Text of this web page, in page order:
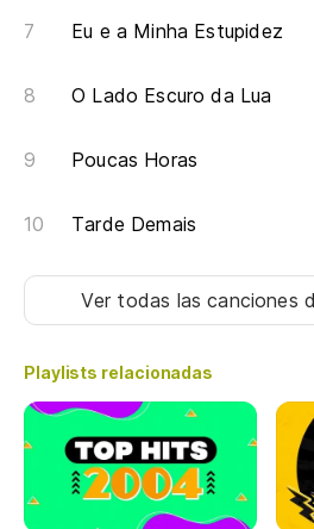
Eu e a Minha Estupidez
O Lado Escuro da Lua
Poucas Horas
Tarde Demais
Ver todas las canciones
Playlists relacionadas